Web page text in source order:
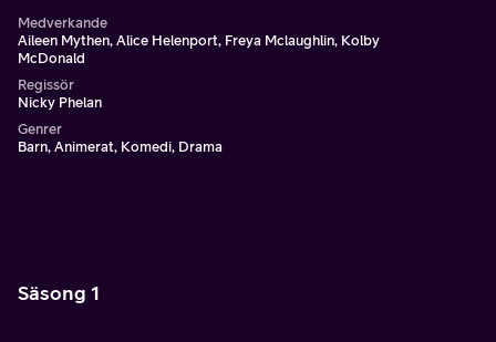
Medverkande
Aileen Mythen, Alice Helenport, Freya Mclaughlin, Kolby
McDonald
Regissör
Nicky Phelan
Genrer
Barn, Animerat, Komedi, Drama
Säsong 1